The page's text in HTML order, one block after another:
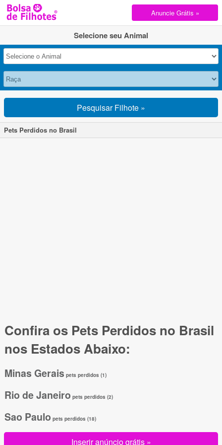
Anuncie Grátis »
Selecione seu Animal
Pesquisar Filhote »
Pets Perdidos no Brasil
Confira os Pets Perdidos no Brasil
nos Estados Abaixo:
Minas Gerais pets perdidos (1)
Rio de Janeiro pets perdidos (2)
Sao Paulo pets perdidos (18)
Inserir anúncio grátis »